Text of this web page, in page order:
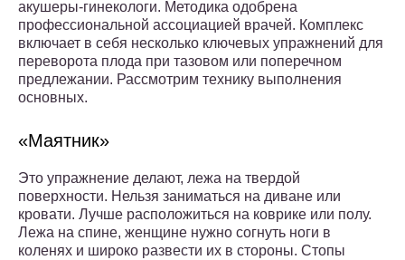
акушеры-гинекологи. Методика одобрена
профессиональной ассоциацией врачей. Комплекс
включает в себя несколько ключевых упражнений для
переворота плода при тазовом или поперечном
предлежании. Рассмотрим технику выполнения
основных.
«Маятник»
Это упражнение делают, лежа на твердой
поверхности. Нельзя заниматься на диване или
кровати. Лучше расположиться на коврике или полу.
Лежа на спине, женщине нужно согнуть ноги в
коленях и широко развести их в стороны. Стопы